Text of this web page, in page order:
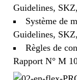
Guidelines,
Système de
Guidelines,
Règles de
Rapport N° M